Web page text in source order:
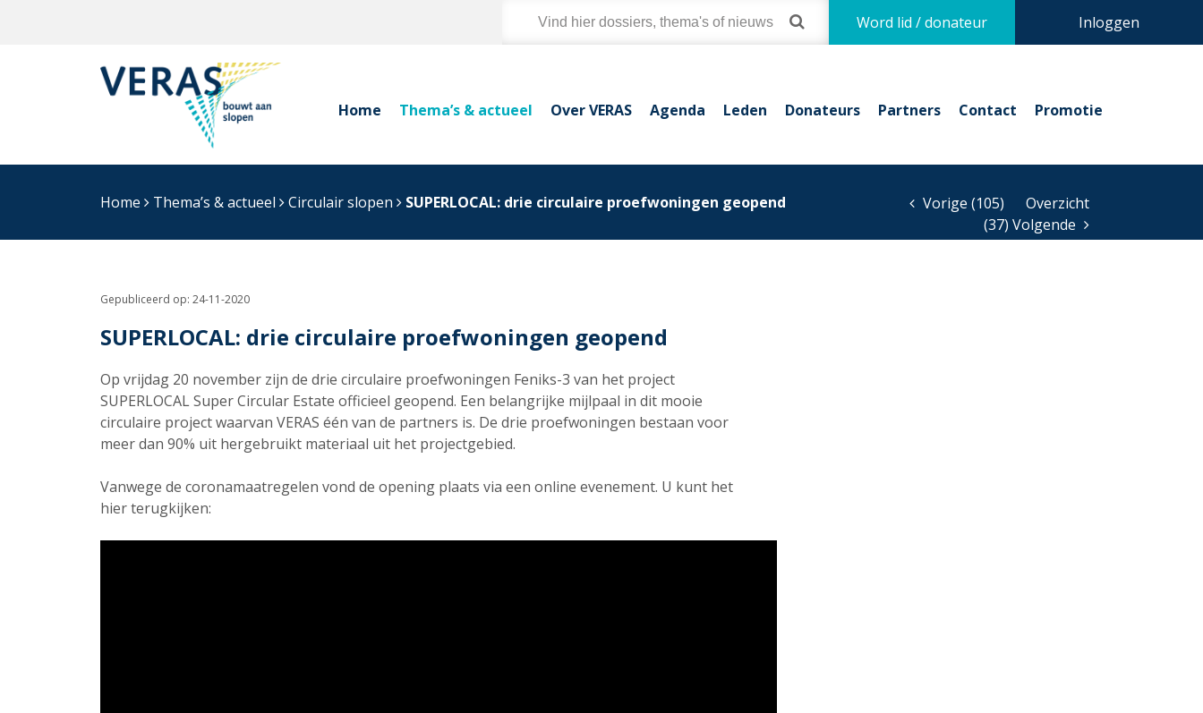
Inloggen
Word lid / donateur
Home Thema’s & actueel Over VERAS Agenda Leden Donateurs Partners Contact Promotie
Home Thema’s & actueel Circulair slopen SUPERLOCAL: drie circulaire proefwoningen geopend Vorige (105)
Overzicht
(37) Volgende
Gepubliceerd op: 24-11-2020
SUPERLOCAL: drie circulaire proefwoningen geopend
Op vrijdag 20 november zijn de drie circulaire proefwoningen Feniks-3 van het project
SUPERLOCAL Super Circular Estate officieel geopend. Een belangrijke mijlpaal in dit mooie
circulaire project waarvan VERAS één van de partners is. De drie proefwoningen bestaan voor
meer dan 90% uit hergebruikt materiaal uit het projectgebied.
Vanwege de coronamaatregelen vond de opening plaats via een online evenement. U kunt het
hier terugkijken: